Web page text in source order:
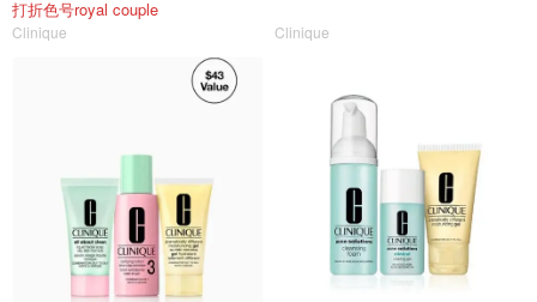
打折色号royal couple
Clinique Clinique